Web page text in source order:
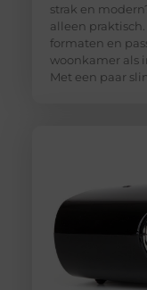
strak en
alleen
formaten en
woonkamer als
Met een paar